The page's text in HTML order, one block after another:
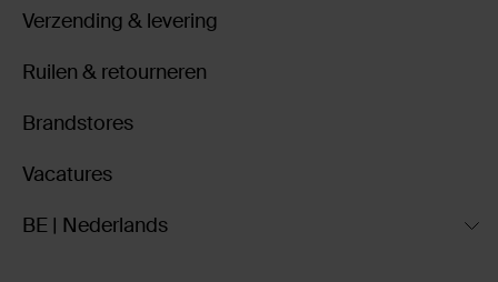
Verzending & levering
Ruilen & retourneren
Brandstores
Vacatures
BE | Nederlands